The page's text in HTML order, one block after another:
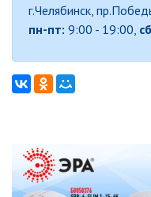
г.Челябинск,
пн-пт: 9:00 - 19:00,